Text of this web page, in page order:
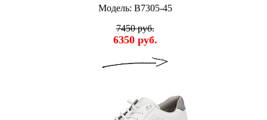
Модель: B7305-45
7450 руб.
6350 руб.